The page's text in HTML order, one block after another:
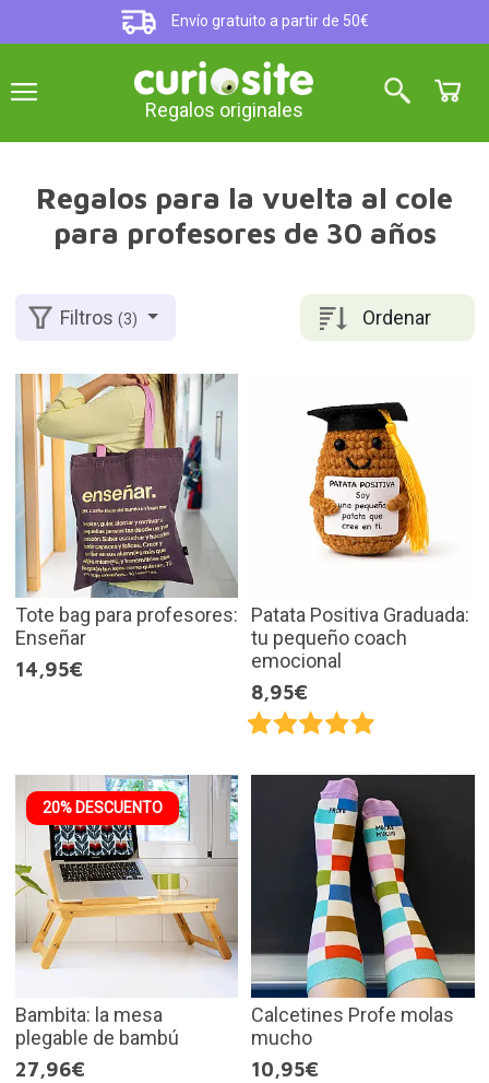
Envío gratuito a partir de 50€
Regalos originales
Regalos para la vuelta al cole
para profesores de 30 años
Ordenar
Filtros(3)
Tote bag para profesores:
Enseñar
14,95€
Patata Positiva Graduada:
tu pequeño coach
emocional
8,95€
20% DESCUENTO
Bambita: la mesa
plegable de bambú
27,96€
Calcetines Profe molas
mucho
10,95€